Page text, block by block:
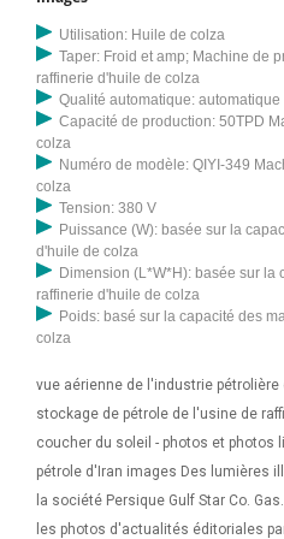
Démocratie - 03/26/2023 : photo
Utilisation: Huile de colza
Taper: Froid et amp; Machine de
raffinerie d'huile de colza
Qualité automatique: automatique
Capacité de production: 50TPD
colza
Numéro de modèle: QIYI-349
colza
Tension: 380 V
Puissance (W): basée sur la
d'huile de colza
Dimension (L*W*H): basée sur la
raffinerie d'huile de colza
Poids: basé sur la capacité des
colza
vue aérienne de l'industrie
stockage de pétrole de l'usine de
coucher du soleil - photos et photos
pétrole d'Iran images Des lumières
la société Persique Gulf Star Co.
les photos d'actualités éditoriales